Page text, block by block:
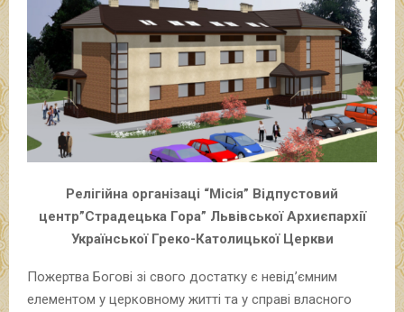
Релігійна організаці “Місія” Відпустовий
центр”Страдецька Гора” Львівської Архиєпархії
Української Греко-Католицької Церкви
Пожертва Богові зі свого достатку є невід’ємним
елементом у церковному житті та у справі власного